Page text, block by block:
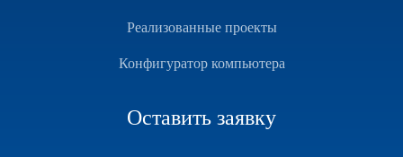
Реализованные проекты
Конфигуратор компьютера
Оставить заявку